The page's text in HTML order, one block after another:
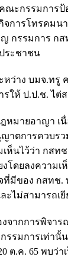
ณะกรรมกา
จการโทรคม
กรรมการ กส
ระชาชน
ว่าง บมจ.ท
รให้ ป.ป.ช. ไต่
มายอาญา เ
าตการควบร
นไว้ว่า กสท
ดยลงความเ
มีของ กสทช
ไม่สามารถเ
ากการพิจา
รรมการเท่า
ต.ค. 65 พบว่